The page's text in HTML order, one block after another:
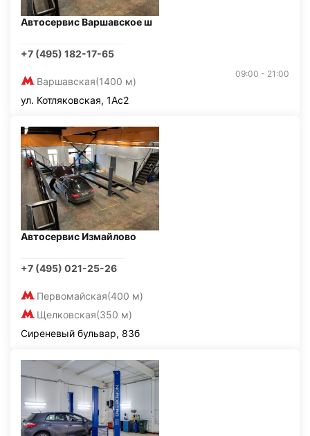
Автосервис Варшавское ш
+7 (495) 182-17-65
Варшавская(1400 м)
09:00 - 21:00
ул. Котляковская, 1Ас2
Автосервис Измайлово
+7 (495) 021-25-26
Первомайская(400 м)
Щелковская(350 м)
Сиреневый бульвар, 83б